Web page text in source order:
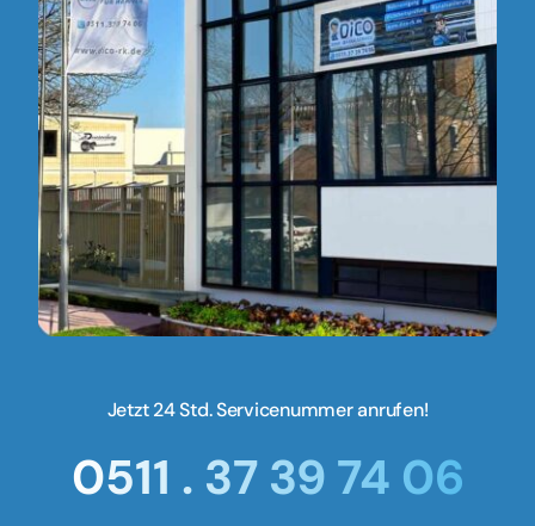
Jetzt 24 Std. Servicenummer anrufen!
0511 . 37 39 74 06